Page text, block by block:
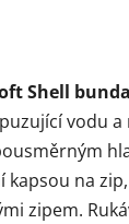
Shell
vodu a
kapsou na
zipem.